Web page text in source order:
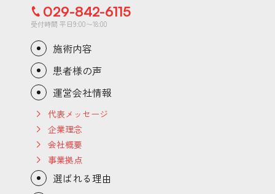
029-842-6115
受付時間 平日9:00〜18:00
施術内容
患者様の声
運営会社情報
代表メッセージ
企業理念
会社概要
事業拠点
選ばれる理由